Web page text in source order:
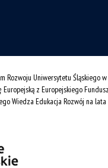
Rozwoju Uniwersytetu Śląskiego
z Europejskiego
Wiedza Edukacja Rozwój na lata